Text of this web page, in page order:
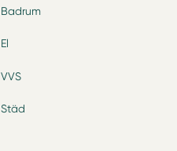
Badrum
El
VVS
Städ